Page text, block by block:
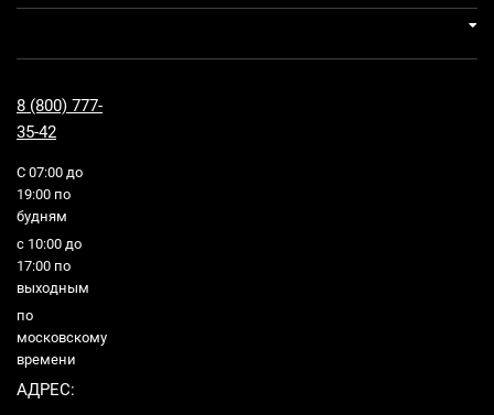
8 (800) 777-
35-42
С 07:00 до
19:00 по
будням
с 10:00 до
17:00 по
выходным
по
московскому
времени
АДРЕС: